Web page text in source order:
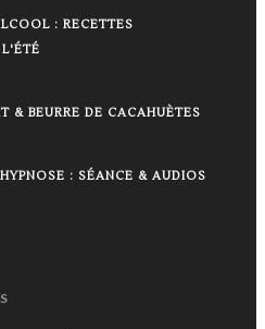
: RECETTES
& BEURRE DE CACAHUÈTES
: SÉANCE & AUDIOS